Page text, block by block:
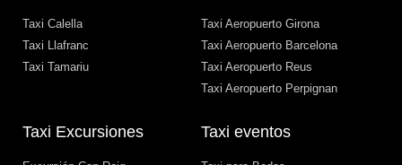
Taxi Calella
Taxi Llafranc
Taxi Tamariu
Taxi Aeropuerto Girona
Taxi Aeropuerto Barcelona
Taxi Aeropuerto Reus
Taxi Aeropuerto Perpignan
Taxi Excursiones Taxi eventos